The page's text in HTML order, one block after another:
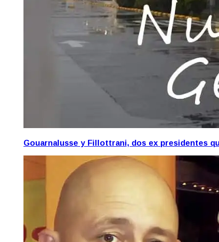
Gouarnalusse y Fillottrani, dos ex presidentes